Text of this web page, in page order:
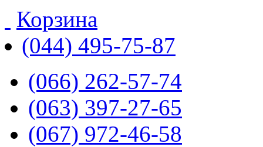
Корзина
(044) 495-75-87
(066) 262-57-74
(063) 397-27-65
(067) 972-46-58